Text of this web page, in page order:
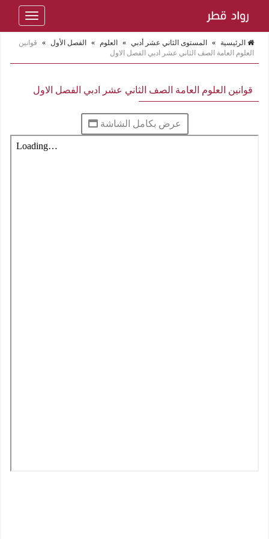
Toggle
الرئيسية » المستوى الثاني عشر أدبي » العلوم » الفصل الأول »
قوانين
العلوم العامة الصف الثاني عشر ادبي الفصل الاول
قوانين العلوم العامة الصف الثاني عشر ادبي الفصل الاول
عرض بكامل الشاشة